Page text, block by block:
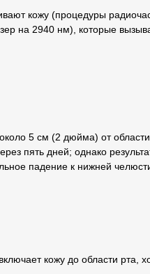
кожу (процедуры
на 2940 нм), которые
5 см (2 дюйма) от
пять дней; однако
падение к нижней
кожу до области рта,